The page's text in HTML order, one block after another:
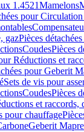
1.4521Mamelons
pour
gazPièces
CoudesPièces
Réductions et
pour Geberit
Sets de vis pour
CoudesPièces
et raccords,
pour chauffage
Geberit